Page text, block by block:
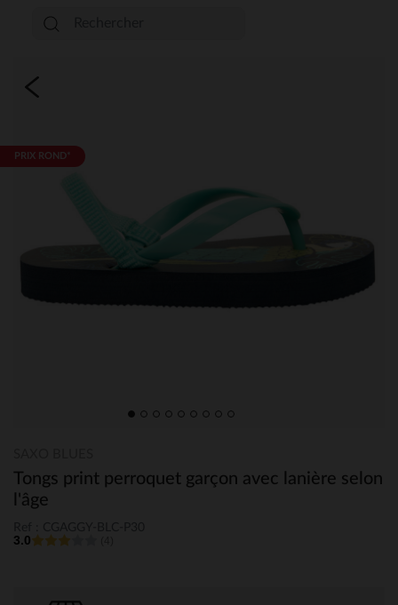
PRIX ROND*
Tongs print perroquet garçon avec lanière selon
l'âge
3.0